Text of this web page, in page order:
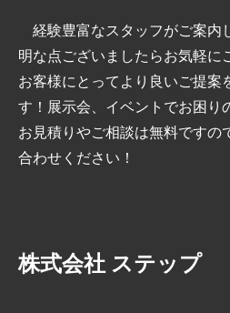
経験豊富なスタッフがご案内
明な点ございましたらお気軽に
お客様にとってより良いご提案
す！展示会、イベントでお困り
お見積りやご相談は無料ですの
合わせください！
株式会社 ステップ